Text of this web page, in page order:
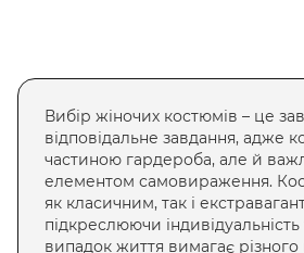
Вибір жіночих костюмів – це
відповідальне завдання, адже
частиною гардероба, але й
елементом самовираження.
як класичним, так і
підкреслюючи
випадок життя вимагає різного